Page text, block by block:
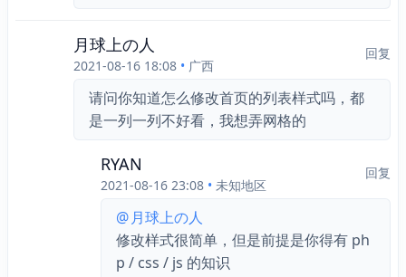
月球上の人
2021-08-16 18:08 • 广西
回复
请问你知道怎么修改首页的列表样式吗，都
是一列一列不好看，我想弄网格的
RYAN
2021-08-16 23:08 • 未知地区
回复
@月球上の人
修改样式很简单，但是前提是你得有 ph
p / css / js 的知识